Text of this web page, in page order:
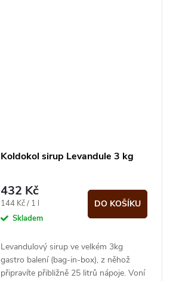
Koldokol sirup Levandule 3 kg
432 Kč
Měrná
cena:
144 Kč / 1 l
Skladem
DO KOŠÍKU
Levandulový sirup ve velkém 3kg
gastro balení (bag-in-box), z něhož
připravíte přibližně 25 litrů nápoje. Voní